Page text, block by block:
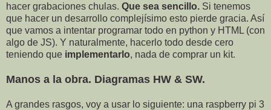
hacer grabaciones chulas. Que sea sencillo. Si tenemos
que hacer un desarrollo complejísimo esto pierde gracia. Así
que vamos a intentar programar todo en python y HTML (con
algo de JS). Y naturalmente, hacerlo todo desde cero
teniendo que implementarlo, nada de comprar un kit.
Manos a la obra. Diagramas HW & SW.
A grandes rasgos, voy a usar lo siguiente: una raspberry pi 3